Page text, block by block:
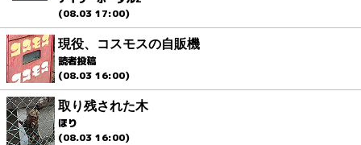
(08.03 17:00)
現役、コスモスの自販機
読者投稿
(08.03 16:00)
取り残された木
ほり
(08.03 16:00)